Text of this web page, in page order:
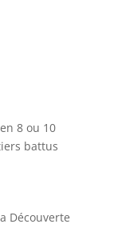
8 ou 10
battus
Découverte